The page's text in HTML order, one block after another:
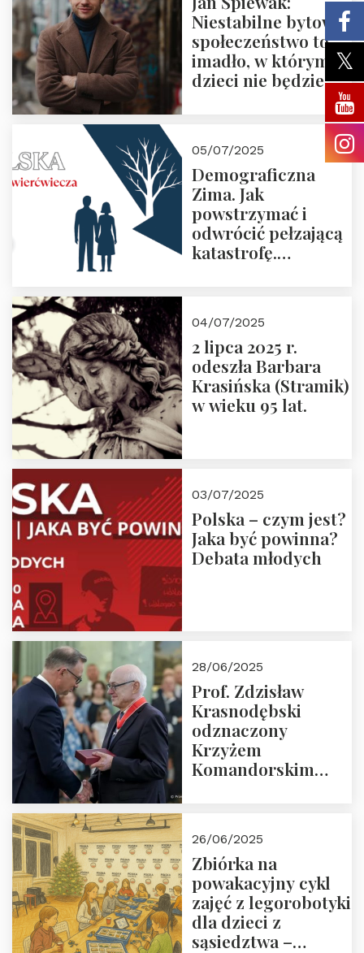
Niestabilne bytowo
społeczeństwo to
imadło, w którym
dzieci nie będzie
05/07/2025
Demograficzna
Zima. Jak
powstrzymać i
odwrócić pełzającą
katastrofę.
Nowego
Ćwierćwiecza”
04/07/2025
2 lipca 2025 r.
odeszła Barbara
Krasińska (Stramik)
w wieku 95 lat.
03/07/2025
Polska – czym jest?
Jaka być powinna?
Debata młodych
28/06/2025
Prof. Zdzisław
Krasnodębski
odznaczony
Krzyżem
Komandorskim
26/06/2025
Zbiórka na
powakacyjny cykl
zajęć z legorobotyki
dla dzieci z
sąsiedztwa –